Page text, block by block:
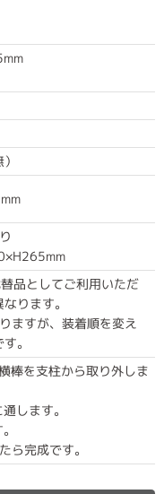
品としてご利用いただ
ります。
ますが、装着順を変え
。
棒を支柱から取り外しま
します。
ら完成です。